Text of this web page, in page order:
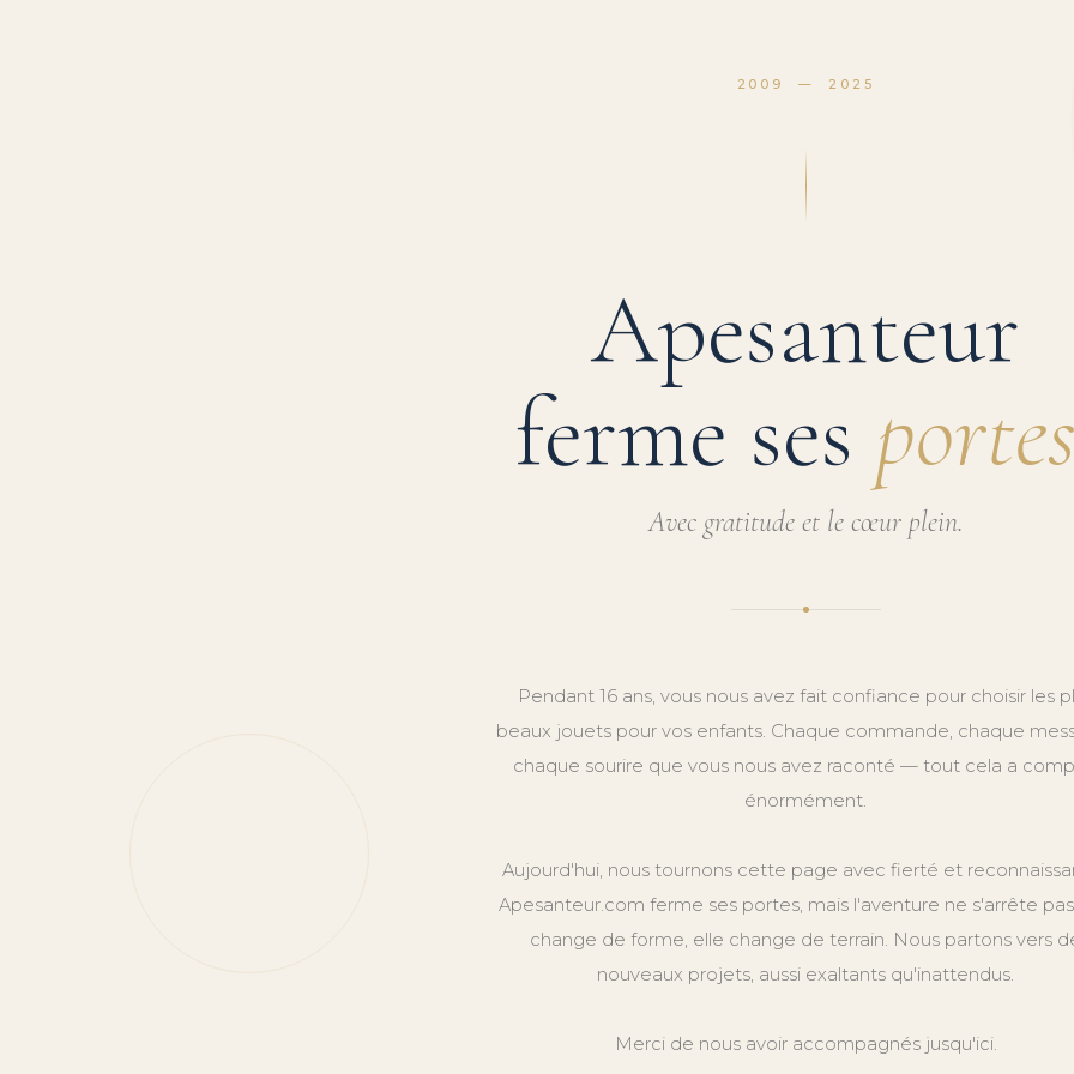
2009 — 2025
Apesanteur
ferme ses
Avec gratitude et le cœur plein.
Pendant 16 ans, vous nous avez fait confiance pour choisir les
beaux jouets pour vos enfants. Chaque commande, chaque
chaque sourire que vous nous avez raconté — tout cela a
énormément.
Aujourd'hui, nous tournons cette page avec fierté et
Apesanteur.com ferme ses portes, mais l'aventure ne s'arrête
change de forme, elle change de terrain. Nous partons vers
nouveaux projets, aussi exaltants qu'inattendus.
Merci de nous avoir accompagnés jusqu'ici.